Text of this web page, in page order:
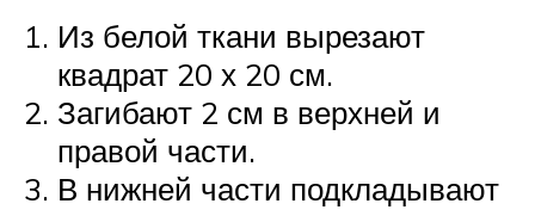
Из белой ткани вырезают
квадрат 20 х 20 см.
Загибают 2 см в верхней и
правой части.
В нижней части подкладывают